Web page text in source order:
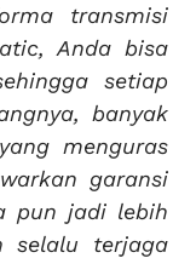
transmisi
Anda bisa
setiap
banyak
menguras
garansi
pun jadi lebih
selalu terjaga